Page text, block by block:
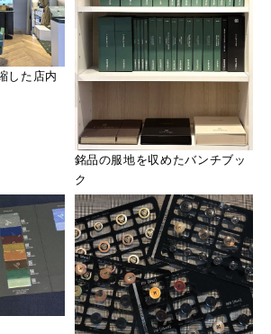
した店内
銘品の服地を収めたバンチブッ
ク